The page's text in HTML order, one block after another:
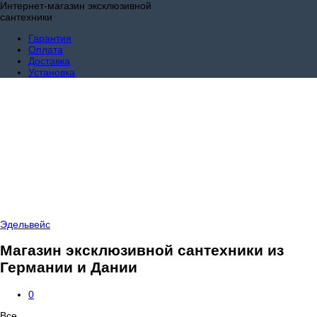
Интернет-магазин эксклюзивной
сантехники
Гарантия
Оплата
Доставка
Установка
Эдельвейс
Магазин эксклюзивной сантехники из
Германии и Дании
0